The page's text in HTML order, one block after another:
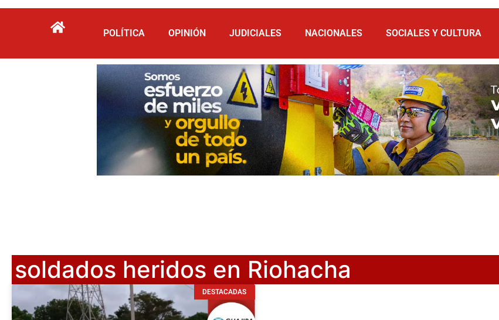
POLÍTICA OPINIÓN JUDICIALES NACIONALES SOCIALES Y CULTURA
soldados heridos en Riohacha
DESTACADAS